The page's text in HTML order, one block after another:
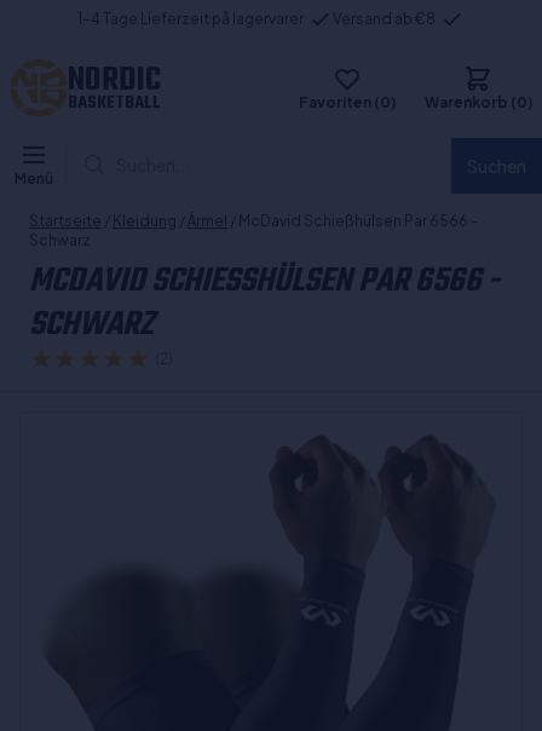
1-4 Tage Lieferzeit på lagervarer Versand ab €8
NORDIC
BASKETBALL Favoriten (0) Warenkorb (0)
Menü
Startseite / Kleidung / Ärmel / McDavid Schießhülsen Par 6566 -
Schwarz
MCDAVID SCHIESSHÜLSEN PAR 6566 - S
CHWARZ